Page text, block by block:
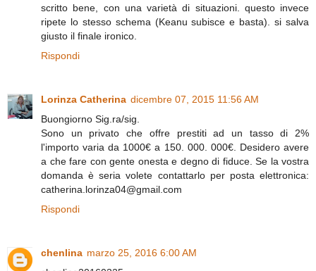
scritto bene, con una varietà di situazioni. questo invece
ripete lo stesso schema (Keanu subisce e basta). si salva
giusto il finale ironico.
Rispondi
Lorinza Catherina dicembre 07, 2015 11:56 AM
Buongiorno Sig.ra/sig.
Sono un privato che offre prestiti ad un tasso di 2%
l'importo varia da 1000€ a 150. 000. 000€. Desidero avere
a che fare con gente onesta e degno di fiduce. Se la vostra
domanda è seria volete contattarlo per posta elettronica:
catherina.lorinza04@gmail.com
Rispondi
chenlina marzo 25, 2016 6:00 AM